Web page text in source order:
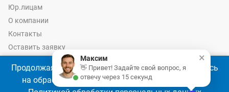
Юр.лицам
О компании
Контакты
Оставить заявку
Калькулятор крепежа
Продолжая использовать наш сайт, Вы соглашаетесь
на обработку файлов cookie 🍪 в соответствии с
×
Максим
👋 Привет! Задайте свой вопрос, я
отвечу через 15 секунд